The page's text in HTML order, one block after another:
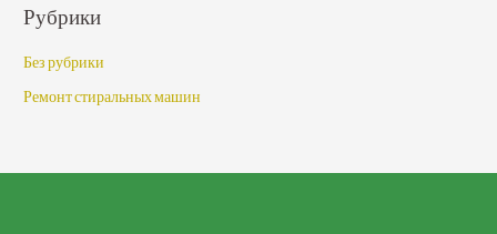
Рубрики
Без рубрики
Ремонт стиральных машин